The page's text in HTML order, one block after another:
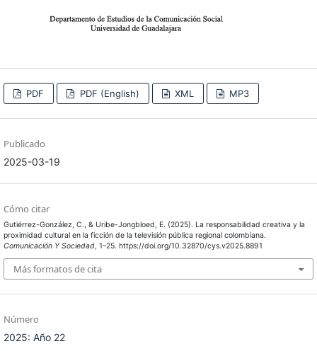
PDF PDF (English) XML MP3
Publicado
2025-03-19
Cómo citar
Gutiérrez-González, C., & Uribe-Jongbloed, E. (2025). La responsabilidad creativa y la
proximidad cultural en la ficción de la televisión pública regional colombiana.
Comunicación Y Sociedad, 1–25. https://doi.org/10.32870/cys.v2025.8891
Más formatos de cita
Número
2025: Año 22